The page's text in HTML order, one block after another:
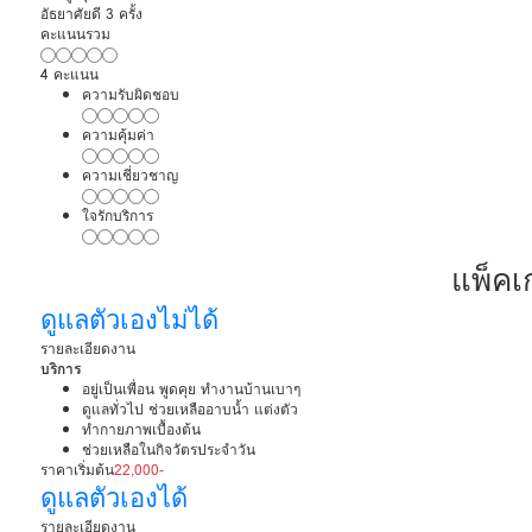
อัธยาศัยดี 3 ครั้ง
คะแนนรวม
4 คะแนน
ความรับผิดชอบ
ความคุ้มค่า
ความเชี่ยวชาญ
ใจรักบริการ
แพ็ค
ดูแลตัวเองไม่ได้
รายละเอียดงาน
บริการ
อยู่เป็นเพื่อน พูดคุย ทำงานบ้านเบาๆ
ดูแลทั่วไป ช่วยเหลืออาบน้ำ แต่งตัว
ทำกายภาพเบื้องต้น
ช่วยเหลือในกิจวัตรประจำวัน
ราคาเริ่มต้น22,000-
ดูแลตัวเองได้
รายละเอียดงาน